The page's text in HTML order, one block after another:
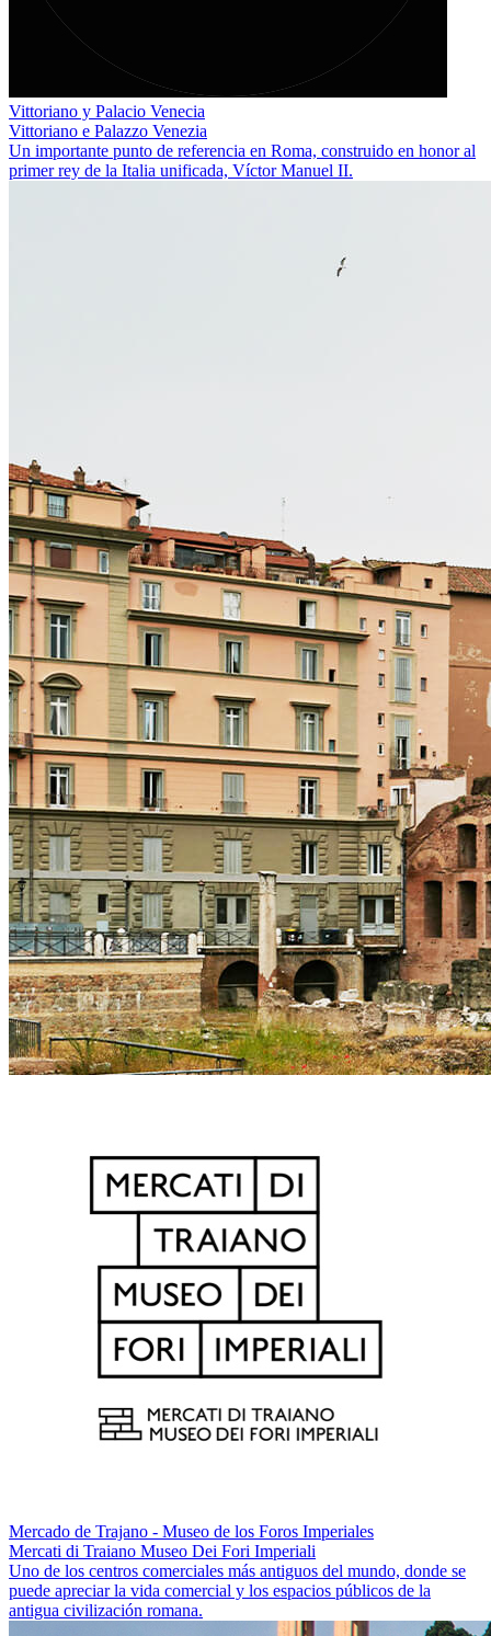
Vittoriano y Palacio Venecia
Vittoriano e Palazzo Venezia
Un importante punto de referencia en Roma, construido en honor al
primer rey de la Italia unificada, Víctor Manuel II.
Mercado de Trajano - Museo de los Foros Imperiales
Mercati di Traiano Museo Dei Fori Imperiali
Uno de los centros comerciales más antiguos del mundo, donde se
puede apreciar la vida comercial y los espacios públicos de la
antigua civilización romana.